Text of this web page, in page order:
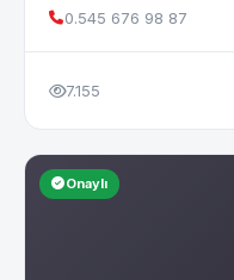
0.545 676 98 87
7.155
Onaylı